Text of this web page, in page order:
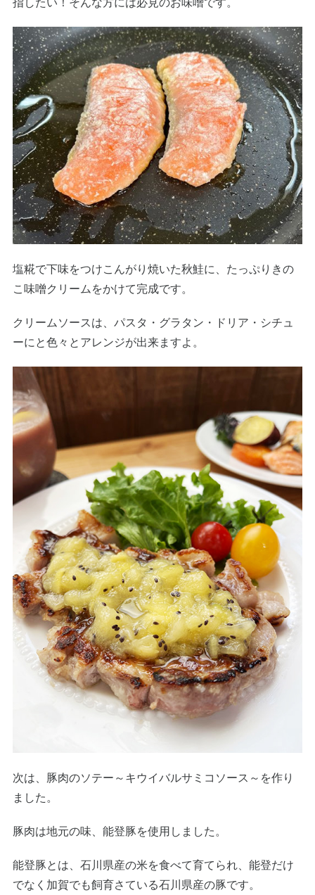
指したい！そんな方には必見のお味噌です。
塩糀で下味をつけこんがり焼いた秋鮭に、たっぷりきの
こ味噌クリームをかけて完成です。
クリームソースは、パスタ・グラタン・ドリア・シチュ
ーにと色々とアレンジが出来ますよ。
次は、豚肉のソテー～キウイバルサミコソース～を作り
ました。
豚肉は地元の味、能登豚を使用しました。
能登豚とは、石川県産の米を食べて育てられ、能登だけ
でなく加賀でも飼育さている石川県産の豚です。